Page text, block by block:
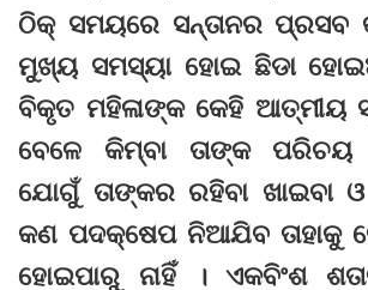
ଠିକ୍‌ ସମୟରେ ସନ୍ତାନର ପ୍ରସବ
ମୁଖ୍ୟ ସମସ୍ୟା ହୋଇ ଛିଡା
ବିକୃତ ମହିଳାଙ୍କ କେହି ଆତ୍ମୀୟ
ବେଳେ କିମ୍ବା ତାଙ୍କ ପରିଚୟ
ଯୋଗୁଁ ତାଙ୍କର ରହିବା ଖାଇବା
କଣ ପଦକ୍ଷେପ ନିଆଯିବ ତାହାକୁ
ହୋଇପାରୁ ନାହିଁ । ଏକବିଂଶ